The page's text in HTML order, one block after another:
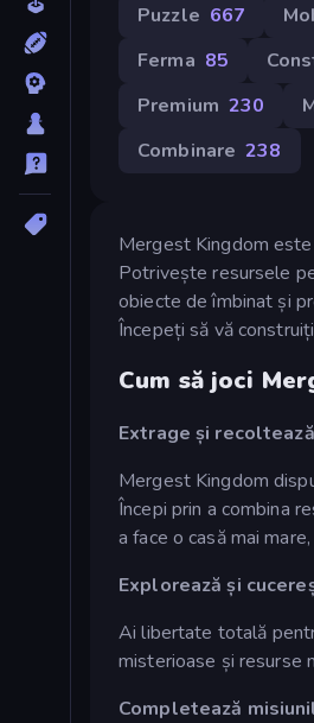
Puzzle 667
Ferma 85
Premium 230
Combinare 238
Mergest Kingdom
Potrivește resursele
obiecte de îmbinat și
Începeți să vă
Cum să joci
Extrage și
Mergest Kingdom
Începi prin a combina
a face o casă mai
Explorează și
Ai libertate totală
misterioase și resurse
Completează